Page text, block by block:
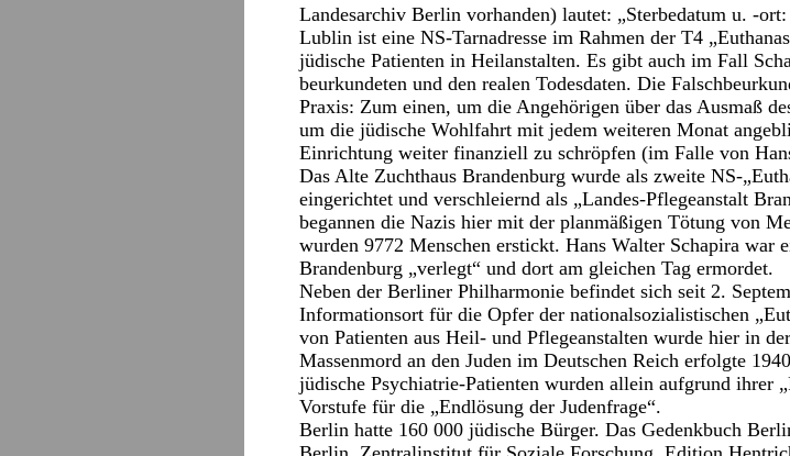
Landesarchiv Berlin vorhanden) lautet: „Sterbedatum u. -
Lublin ist eine NS-Tarnadresse im Rahmen der T4
jüdische Patienten in Heilanstalten. Es gibt auch im Fall
beurkundeten und den realen Todesdaten. Die
Praxis: Zum einen, um die Angehörigen über das Ausmaß
um die jüdische Wohlfahrt mit jedem weiteren Monat
Einrichtung weiter finanziell zu schröpfen (im Falle von
Das Alte Zuchthaus Brandenburg wurde als zweite NS-
eingerichtet und verschleiernd als „Landes-Pflegeanstalt
begannen die Nazis hier mit der planmäßigen Tötung von
wurden 9772 Menschen erstickt. Hans Walter Schapira war
Brandenburg „verlegt“ und dort am gleichen Tag ermordet.
Neben der Berliner Philharmonie befindet sich seit 2.
Informationsort für die Opfer der nationalsozialistischen
von Patienten aus Heil- und Pflegeanstalten wurde hier in
Massenmord an den Juden im Deutschen Reich erfolgte
jüdische Psychiatrie-Patienten wurden allein aufgrund ihrer
Vorstufe für die „Endlösung der Judenfrage“.
Berlin hatte 160 000 jüdische Bürger. Das Gedenkbuch